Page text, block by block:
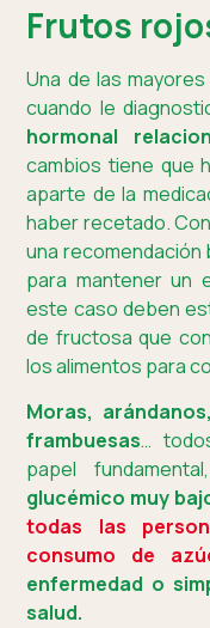
Frutos
Una de las
cuando le
hormonal
cambios tiene que
aparte de la
haber recetado.
una recomendación
para mantener un
este caso deben
de fructosa que
los alimentos para
Moras,
frambuesas…
papel
glucémico muy
todas las
consumo de
enfermedad o
salud.